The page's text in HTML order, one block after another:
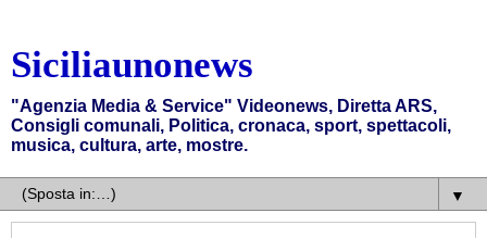
Siciliaunonews
"Agenzia Media & Service" Videonews, Diretta ARS,
Consigli comunali, Politica, cronaca, sport, spettacoli,
musica, cultura, arte, mostre.
▼